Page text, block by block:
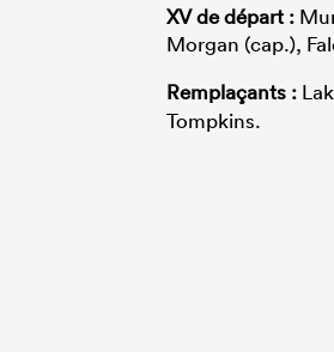
XV de départ :
Morgan (cap.),
Remplaçants :
Tompkins.